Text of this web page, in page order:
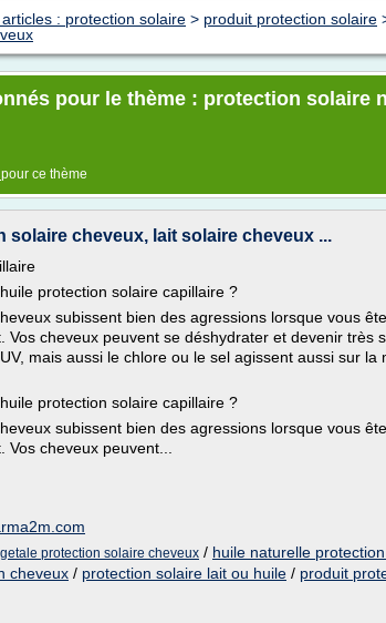
: protection solaire > produit protection solaire
pour le thème : protection solaire
pour ce thème
solaire cheveux, lait solaire cheveux ...
protection solaire capillaire ?
subissent bien des agressions lorsque vous
Vos cheveux peuvent se déshydrater et devenir très
mais aussi le chlore ou le sel agissent aussi sur la
protection solaire capillaire ?
subissent bien des agressions lorsque vous
cheveux peuvent...
protection solaire cheveux / huile naturelle
cheveux / protection solaire lait ou huile / produit